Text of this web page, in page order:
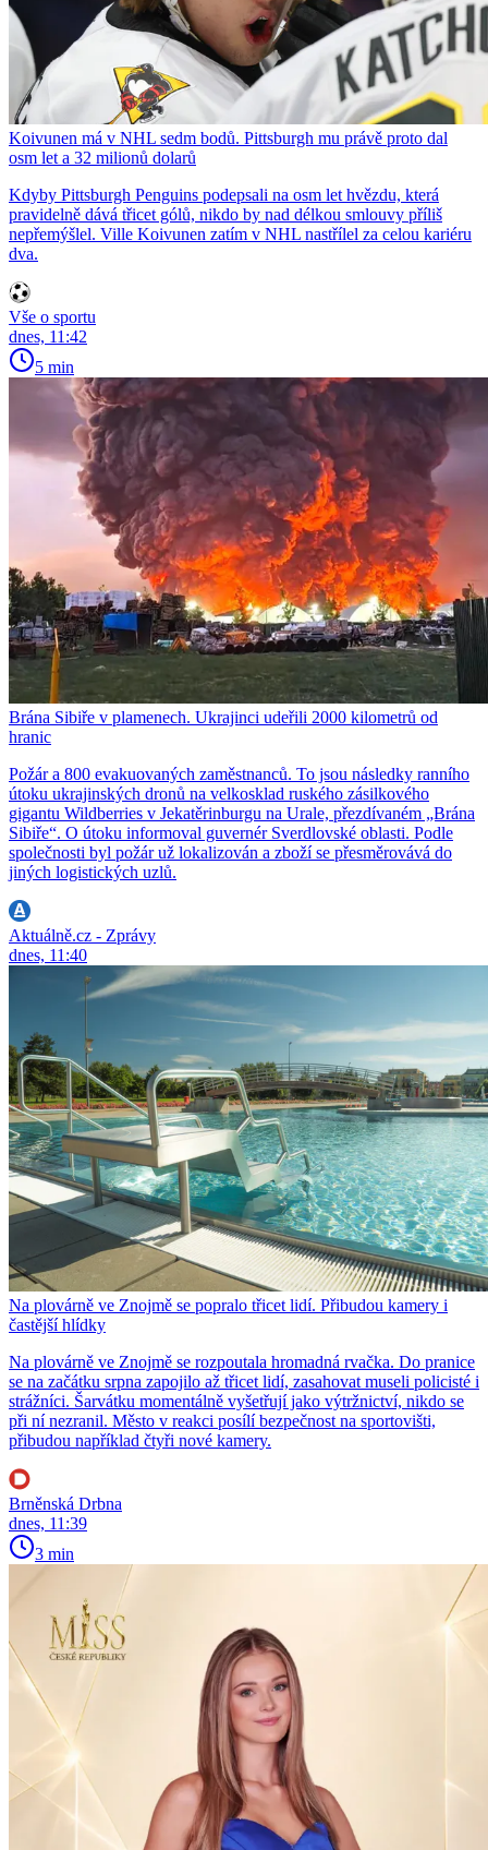
Koivunen má v NHL sedm bodů. Pittsburgh mu právě proto dal
osm let a 32 milionů dolarů
Kdyby Pittsburgh Penguins podepsali na osm let hvězdu, která
pravidelně dává třicet gólů, nikdo by nad délkou smlouvy příliš
nepřemýšlel. Ville Koivunen zatím v NHL nastřílel za celou kariéru
dva.
Vše o sportu
dnes, 11:42
5 min
Brána Sibiře v plamenech. Ukrajinci udeřili 2000 kilometrů od
hranic
Požár a 800 evakuovaných zaměstnanců. To jsou následky ranního
útoku ukrajinských dronů na velkosklad ruského zásilkového
gigantu Wildberries v Jekatěrinburgu na Urale, přezdívaném „Brána
Sibiře“. O útoku informoval guvernér Sverdlovské oblasti. Podle
společnosti byl požár už lokalizován a zboží se přesměrovává do
jiných logistických uzlů.
Aktuálně.cz - Zprávy
dnes, 11:40
Na plovárně ve Znojmě se popralo třicet lidí. Přibudou kamery i
častější hlídky
Na plovárně ve Znojmě se rozpoutala hromadná rvačka. Do pranice
se na začátku srpna zapojilo až třicet lidí, zasahovat museli policisté i
strážníci. Šarvátku momentálně vyšetřují jako výtržnictví, nikdo se
při ní nezranil. Město v reakci posílí bezpečnost na sportovišti,
přibudou například čtyři nové kamery.
Brněnská Drbna
dnes, 11:39
3 min